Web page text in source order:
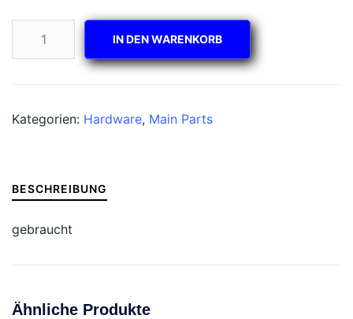
DX600A
IN DEN WARENKORB
Kategorien: Hardware, Main Parts
BESCHREIBUNG
gebraucht
Ähnliche Produkte